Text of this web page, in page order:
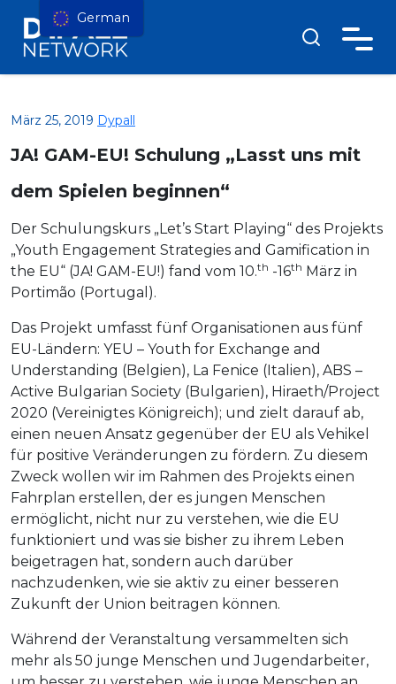
März 25, 2019 Dypall
JA! GAM-EU! Schulung „Lasst uns mit
dem Spielen beginnen“
Der Schulungskurs „Let’s Start Playing“ des Projekts
„Youth Engagement Strategies and Gamification in
the EU“ (JA! GAM-EU!) fand vom 10.th -16th März in
Portimão (Portugal).
Das Projekt umfasst fünf Organisationen aus fünf
EU-Ländern: YEU – Youth for Exchange and
Understanding (Belgien), La Fenice (Italien), ABS –
Active Bulgarian Society (Bulgarien), Hiraeth/Project
2020 (Vereinigtes Königreich); und zielt darauf ab,
einen neuen Ansatz gegenüber der EU als Vehikel
für positive Veränderungen zu fördern. Zu diesem
Zweck wollen wir im Rahmen des Projekts einen
Fahrplan erstellen, der es jungen Menschen
ermöglicht, nicht nur zu verstehen, wie die EU
funktioniert und was sie bisher zu ihrem Leben
beigetragen hat, sondern auch darüber
nachzudenken, wie sie aktiv zu einer besseren
Zukunft der Union beitragen können.
Während der Veranstaltung versammelten sich
mehr als 50 junge Menschen und Jugendarbeiter,
German